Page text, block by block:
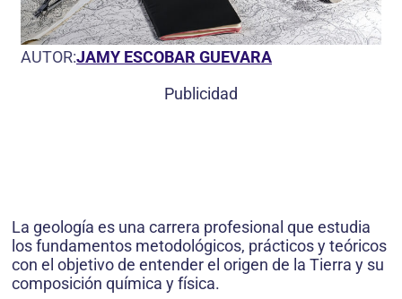
AUTOR:JAMY ESCOBAR GUEVARA
Publicidad
La geología es una carrera profesional que estudia
los fundamentos metodológicos, prácticos y teóricos
con el objetivo de entender el origen de la Tierra y su
composición química y física.